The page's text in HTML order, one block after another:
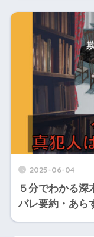
2025-06-04
５分でわかる深
バレ要約・あら